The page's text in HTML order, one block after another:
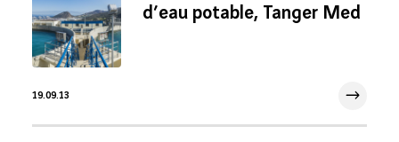
d’eau potable, Tanger Med
19.09.13